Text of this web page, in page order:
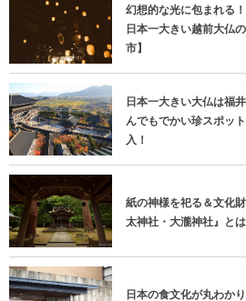
幻想的な光に包まれる
日本一大きい越前大仏
市】
日本一大きい大仏は福
んでもでかい珍スポッ
入！
紙の神様を祀る＆文化
太神社・大瀧神社』とは
日本の食文化が丸わか